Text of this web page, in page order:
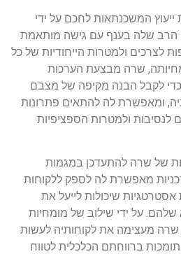
המשכנתאות לחכם על ידי
הרב שלה בענף עם גישה מותאמת
לצרכים ולמטרות הייחודיות של כל
שרה מבצעת הערכות
כדי לקבל הבנה מקיפה של מצבם
ומאפשרת לה להתאים פתרונות
ולמטרות הספציפיות
של שרה להתעדכן במגמות
מאפשרת לה לספק ללקוחות
אסטרטגיות שיכולות לייעל את
על ידי שילוב של מומחיות
שרה מעצימה את לקוחותיה לעשות
ברווחתם הכלכלית לטווח